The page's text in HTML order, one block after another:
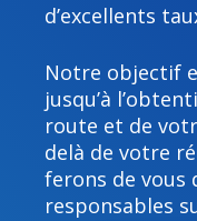
d’excellents
Notre objectif
jusqu’à
route et de
delà de votre
ferons de vous
responsables